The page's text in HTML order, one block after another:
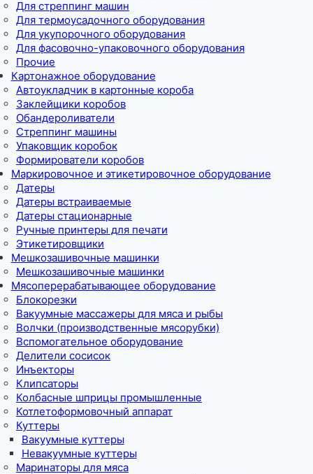
Для стреппинг машин
Для термоусадочного оборудования
Для укупорочного оборудования
Для фасовочно-упаковочного оборудования
Прочие
Картонажное оборудование
Автоукладчик в картонные короба
Заклейщики коробов
Обандероливатели
Стреппинг машины
Упаковщик коробок
Формирователи коробов
Маркировочное и этикетировочное оборудование
Датеры
Датеры встраиваемые
Датеры стационарные
Ручные принтеры для печати
Этикетировщики
Мешкозашивочные машинки
Мешкозашивочные машинки
Мясоперерабатывающее оборудование
Блокорезки
Вакуумные массажеры для мяса и рыбы
Волчки (производственные мясорубки)
Вспомогательное оборудование
Делители сосисок
Инъекторы
Клипсаторы
Колбасные шприцы промышленные
Котлетоформовочный аппарат
Куттеры
Вакуумные куттеры
Невакуумные куттеры
Маринаторы для мяса